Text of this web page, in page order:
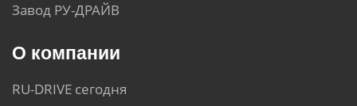
Завод РУ-ДРАЙВ
О компании
RU-DRIVE сегодня